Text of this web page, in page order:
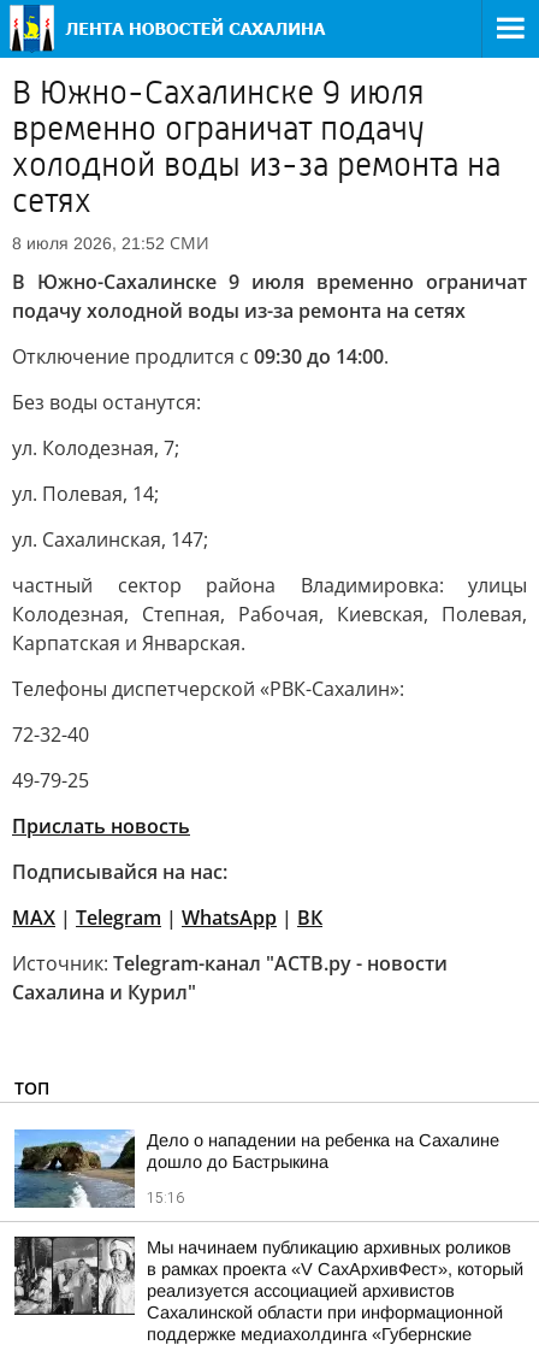
В Южно-Сахалинске 9 июля
временно ограничат подачу
холодной воды из-за ремонта на
сетях
8 июля 2026, 21:52 СМИ
В Южно-Сахалинске 9 июля временно ограничат
подачу холодной воды из-за ремонта на сетях
Отключение продлится с 09:30 до 14:00.
Без воды останутся:
ул. Колодезная, 7;
ул. Полевая, 14;
ул. Сахалинская, 147;
частный сектор района Владимировка: улицы
Колодезная, Степная, Рабочая, Киевская, Полевая,
Карпатская и Январская.
Телефоны диспетчерской «РВК-Сахалин»:
72-32-40
49-79-25
Прислать новость
Подписывайся на нас:
MAX | Telegram | WhatsApp | ВК
Источник: Telegram-канал "АСТВ.ру - новости
Сахалина и Курил"
ТОП
Дело о нападении на ребенка на Сахалине
дошло до Бастрыкина
15:16
Мы начинаем публикацию архивных роликов
в рамках проекта «V СахАрхивФест», который
реализуется ассоциацией архивистов
Сахалинской области при информационной
поддержке медиахолдинга «Губернские